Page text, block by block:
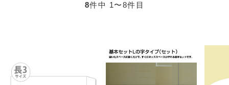
8件中 1〜8件目